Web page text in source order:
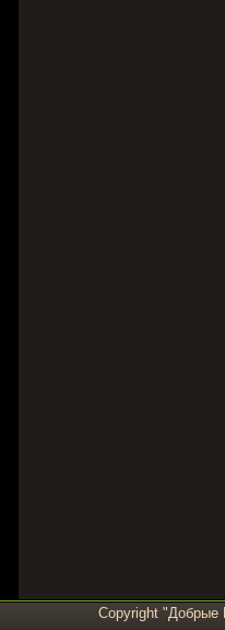
Copyright "Добрые